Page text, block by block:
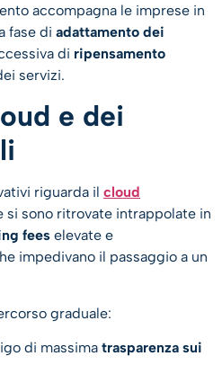
accompagna le imprese in
fase di adattamento dei
di ripensamento
servizi.
e dei
riguarda il cloud
si sono ritrovate intrappolate in
fees elevate e
impedivano il passaggio a un
graduale:
di massima trasparenza sui